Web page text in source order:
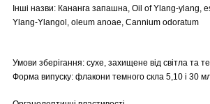
Інші назви: Кананга запашна, Oil of Ylang-ylang,
Ylang-Ylangol, oleum anoae, Cannium odoratum
Умови зберігання: сухе, захищене від світла та
Форма випуску: флакони темного скла 5,10 і 30